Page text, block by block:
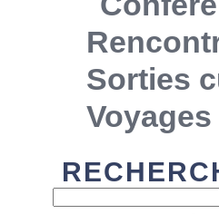
Sorties
Voyages